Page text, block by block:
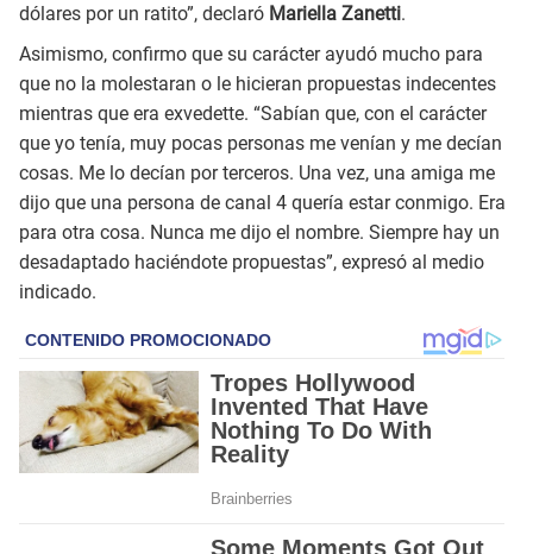
dólares por un ratito”, declaró Mariella Zanetti.
Asimismo, confirmo que su carácter ayudó mucho para
que no la molestaran o le hicieran propuestas indecentes
mientras que era exvedette. “Sabían que, con el carácter
que yo tenía, muy pocas personas me venían y me decían
cosas. Me lo decían por terceros. Una vez, una amiga me
dijo que una persona de canal 4 quería estar conmigo. Era
para otra cosa. Nunca me dijo el nombre. Siempre hay un
desadaptado haciéndote propuestas”, expresó al medio
indicado.